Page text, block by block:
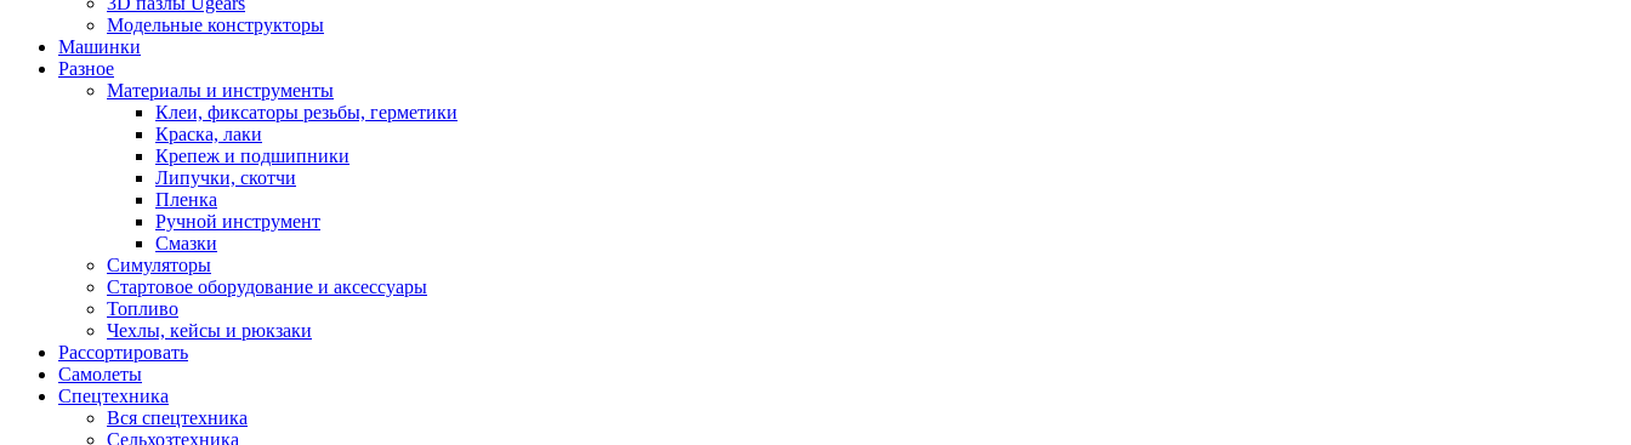
Модельные конструкторы
Машинки
Разное
Материалы и инструменты
Клеи, фиксаторы резьбы, герметики
Краска, лаки
Крепеж и подшипники
Липучки, скотчи
Пленка
Ручной инструмент
Смазки
Симуляторы
Стартовое оборудование и аксессуары
Топливо
Чехлы, кейсы и рюкзаки
Рассортировать
Самолеты
Спецтехника
Вся спецтехника
Сельхозтехника